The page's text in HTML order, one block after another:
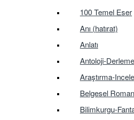
100 Temel Eser
Anı (hatırat)
Anlatı
Antoloji-Derleme
Araştırma-
Belgesel Roman
Bilimkurgu-